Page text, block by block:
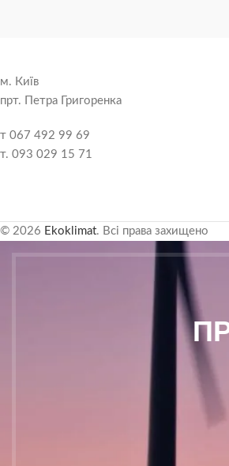
м. Київ
прт. Петра Григоренка
т 067 492 99 69
т. 093 029 15 71
© 2026 Ekoklimat. Всі права захищено